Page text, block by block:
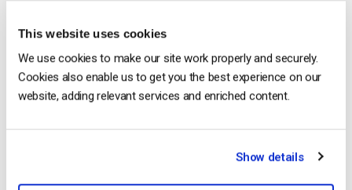
This website uses cookies
We use cookies to make our site work properly and securely.
Cookies also enable us to get you the best experience on our
website, adding relevant services and enriched content.
Show details
rtmp://b.epxxxx.i.akamaientrypoint.net/EntryPoint
– Cree una nueva transmisión (si esto funciona, contacte a
nuestro equipo de soporte técnico así podemos investigar el
canal original)